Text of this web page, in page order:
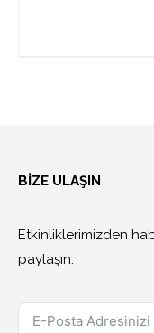
BİZE ULAŞIN
Etkinliklerimizden
paylaşın.